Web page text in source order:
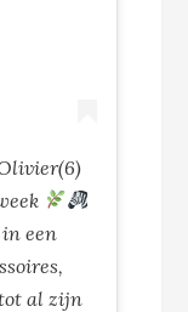
een
al zijn